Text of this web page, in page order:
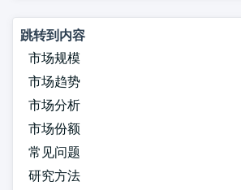
跳转到内容
市场规模
市场趋势
市场分析
市场份额
常见问题
研究方法